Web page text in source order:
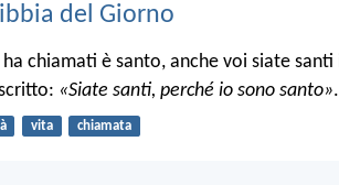
del Giorno
chiamati è santo, anche voi siate
«Siate santi, perché io sono santo».
vita chiamata